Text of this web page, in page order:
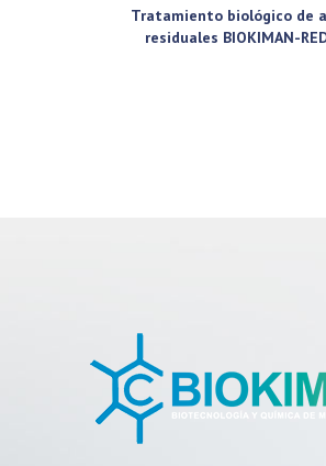
Tratamiento biológico de
residuales BIOKIMAN-